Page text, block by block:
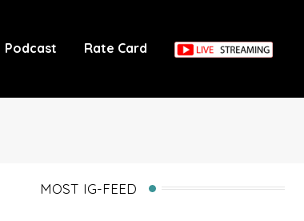
Podcast Rate Card
MOST IG-FEED